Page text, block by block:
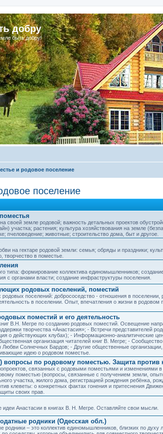
добру
быть добру!
и родовое поселение
поселение
своей земле родовой; важность детальных проектов
участка; растения; культура хозяйствования на земле
пчеловедение; животные; строительство дома, быт и другое.
на гектаре родовой земли: семья; обряды и праздники;
творчество в поместье.
типа: формирование коллектива единомышленников;
с органами власти; создание инфраструктуры поселения.
родовых поселений, поместий
поселений: добрососедство - отношения в поселении,
в поселении. Опыт, впечатления о жизни в родовом
поместий и его деятельность
В.Н. Мегре по созданию родовых поместий. Освещение
творчества «Анастасия»; - Встречи представителей
о действующих клубах); - Информационно-аналитические
организация читателей книг В. Мегре; -
Солнечных Бардов; - Другие общественные организации,
идею о родовом поместье.
вопросы по родовому поместью. Защита против
связанных с родовыми поместьями и изменениями
поместью (вопросы, связанные с получением земли,
участка, жилого дома, регистрацией рождения ребёнка,
клеветы: о конкретных фактах гонения и притеснения
своих прав.
Анастасии в книгах В. Н. Мегре. Оставляйте свои мысли.
родники (Одесская обл.)
родники – это коллектив единомышленников, близких по